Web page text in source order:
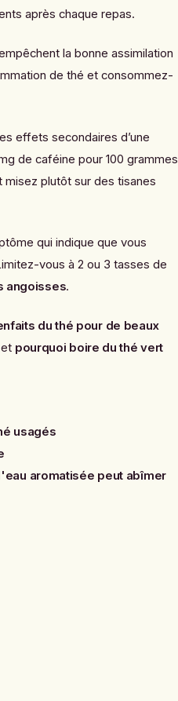
après chaque repas.
la bonne assimilation
de thé et consommez-
effets secondaires d’une
de caféine pour 100 grammes
misez plutôt sur des tisanes
qui indique que vous
vous à 2 ou 3 tasses de
angoisses.
du thé pour de beaux
et pourquoi boire du thé vert
usagés
aromatisée peut abîmer